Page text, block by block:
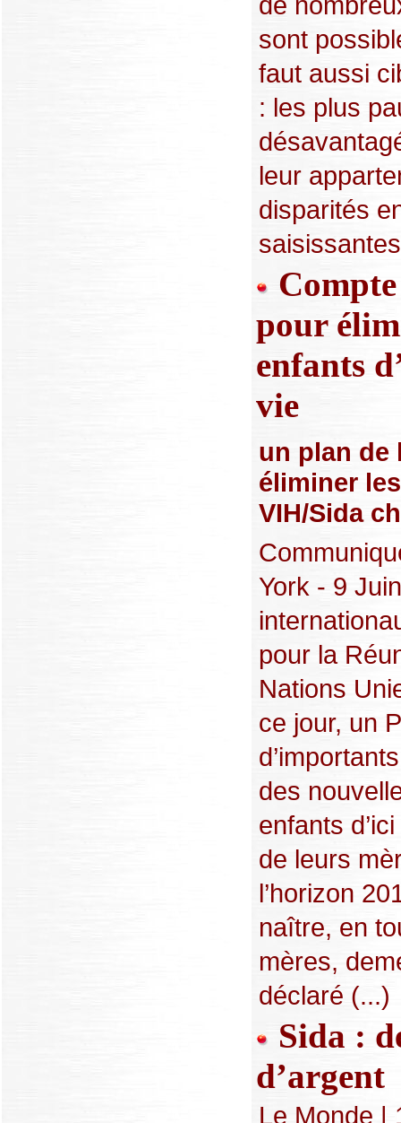
sont
faut aussi
: les plus
leur
disparités
pour
enfants
vie
un plan de
éliminer
VIH/Sida
York - 9
pour la
Nations
ce jour, un
des
enfants
de leurs
l’horizon
naître, en
mères,
déclaré (...)
Sida :
d’argent
Le Monde |